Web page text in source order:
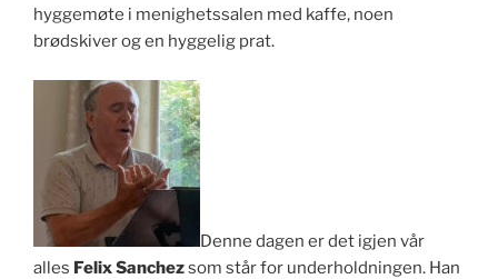
hyggemøte i menighetssalen med kaffe, noen
brødskiver og en hyggelig prat.
Denne dagen er det igjen vår
alles Felix Sanchezsom står for underholdningen. Han